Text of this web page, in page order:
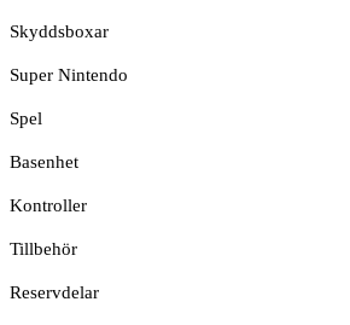
Skyddsboxar
Super Nintendo
Spel
Basenhet
Kontroller
Tillbehör
Reservdelar